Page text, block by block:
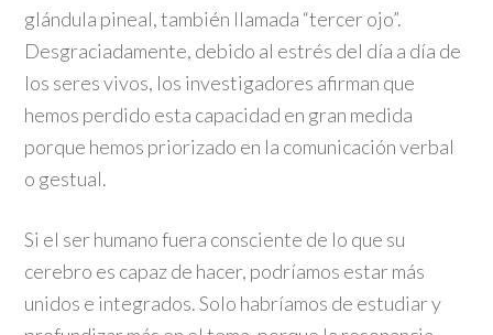
glándula pineal, también llamada “tercer ojo”.
Desgraciadamente, debido al estrés del día a día de
los seres vivos, los investigadores afirman que
hemos perdido esta capacidad en gran medida
porque hemos priorizado en la comunicación verbal
o gestual.
Si el ser humano fuera consciente de lo que su
cerebro es capaz de hacer, podríamos estar más
unidos e integrados. Solo habríamos de estudiar y